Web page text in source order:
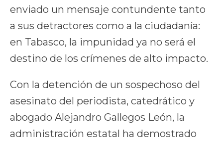
enviado un mensaje contundente tanto
a sus detractores como a la ciudadanía:
en Tabasco, la impunidad ya no será el
destino de los crímenes de alto impacto.
Con la detención de un sospechoso del
asesinato del periodista, catedrático y
abogado Alejandro Gallegos León, la
administración estatal ha demostrado